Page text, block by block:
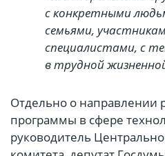
с конкретными
семьями,
специалистами, с
в трудной
Отдельно о направлении
программы в сфере
руководитель